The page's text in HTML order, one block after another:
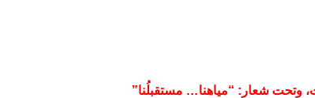
وتحت شعار: “مياهنا… مستقبلُنا”